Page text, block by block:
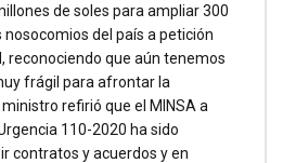
de soles para ampliar 300
nosocomios del país a petición
reconociendo que aún tenemos
frágil para afrontar la
refirió que el MINSA a
110-2020 ha sido
contratos y acuerdos y en